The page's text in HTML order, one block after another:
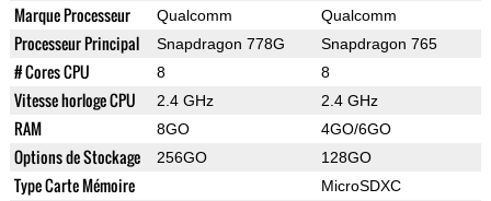
Marque Processeur Qualcomm Qualcomm
Processeur Principal Snapdragon 778G Snapdragon 765
# Cores CPU 8 8
Vitesse horloge CPU 2.4 GHz 2.4 GHz
RAM 8GO 4GO/6GO
Options de Stockage 256GO 128GO
Type Carte Mémoire MicroSDXC